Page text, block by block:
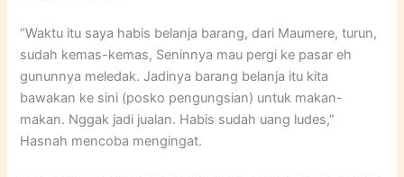
“Waktu itu saya habis belanja barang, dari Maumere, turun,
sudah kemas-kemas, Seninnya mau pergi ke pasar eh
gununnya meledak. Jadinya barang belanja itu kita
bawakan ke sini (posko pengungsian) untuk makan-
makan. Nggak jadi jualan. Habis sudah uang ludes,”
Hasnah mencoba mengingat.